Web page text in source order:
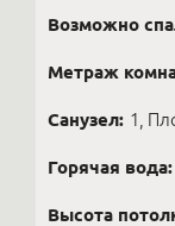
Возможно
Метраж
Санузел: 1,
Горячая вода:
Высота